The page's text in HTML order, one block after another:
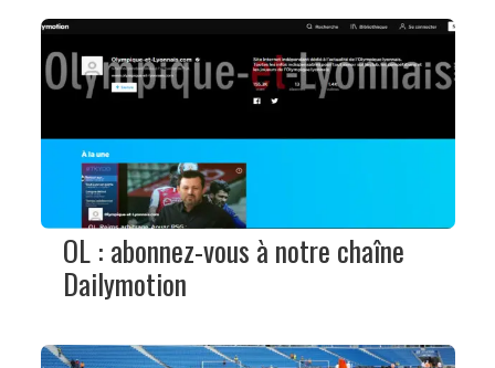
OL : abonnez-vous à notre chaîne
Dailymotion